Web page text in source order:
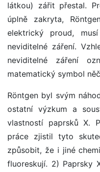
látkou) zářit přestal.
úplně zakryta,
elektrický proud,
neviditelné záření.
neviditelné záření
matematický symbol
Röntgen byl svým
ostatní výzkum a
vlastností paprsků X.
práce zjistil tyto
způsobit, že i jiné
fluoreskují. 2) Paprsky